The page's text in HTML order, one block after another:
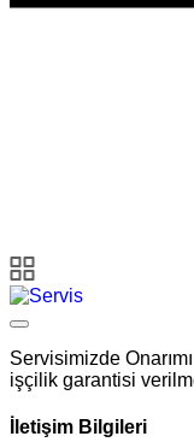
Servisimizde
işçilik garantisi
İletişim Bilgileri